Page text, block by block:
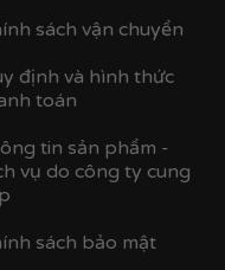
thông đã qua xử lý
chất liệu nhựa
giá trị tranh.
sách vận chuyển
định và hình thức
toán
tin sản phẩm -
vụ do công ty cung
sách bảo mật